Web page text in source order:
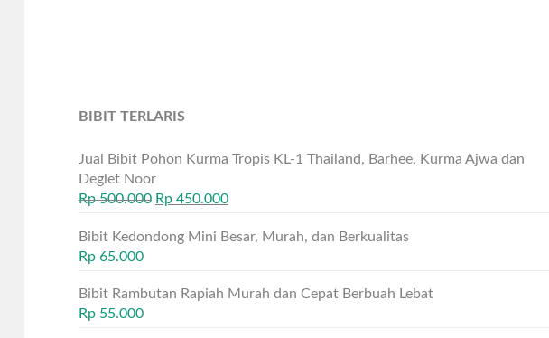
BIBIT TERLARIS
Jual Bibit Pohon Kurma Tropis KL-1 Thailand, Barhee, Kurma Ajwa dan
Deglet Noor
Rp500.000 Rp450.000
Bibit Kedondong Mini Besar, Murah, dan Berkualitas
Rp65.000
Bibit Rambutan Rapiah Murah dan Cepat Berbuah Lebat
Rp55.000